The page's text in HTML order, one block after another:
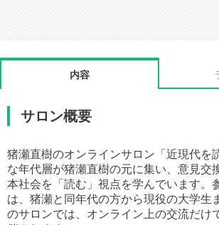
内容
サロン概要
猪瀬直樹のオンラインサロン「近現代を
な年代層が猪瀬直樹の元に集い、意見交
本社会を「読む」視点を学んでいます。
は、猪瀬と同年代の方から現役の大学生
のサロンでは、オンライン上の交流だけ